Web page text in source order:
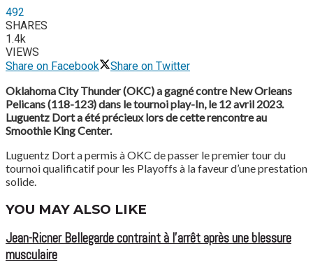
492
SHARES
1.4k
VIEWS
Share on Facebook
Share on Twitter
Oklahoma City Thunder (OKC) a gagné contre New Orleans
Pelicans (118-123) dans le tournoi play-In, le 12 avril 2023.
Luguentz Dort a été précieux lors de cette rencontre au
Smoothie King Center.
Luguentz Dort a permis à OKC de passer le premier tour du
tournoi qualificatif pour les Playoffs à la faveur d’une prestation
solide.
YOU MAY ALSO LIKE
Jean-Ricner Bellegarde contraint à l’arrêt après une blessure
musculaire